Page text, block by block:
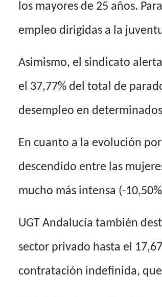
los mayores de 25 años.
empleo dirigidas a la
Asimismo, el sindicato
el 37,77% del total de
desempleo en
En cuanto a la evolución
descendido entre las
mucho más intensa (-
UGT Andalucía también
sector privado hasta el
contratación indefinida, que